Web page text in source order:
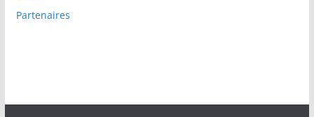
Partenaires